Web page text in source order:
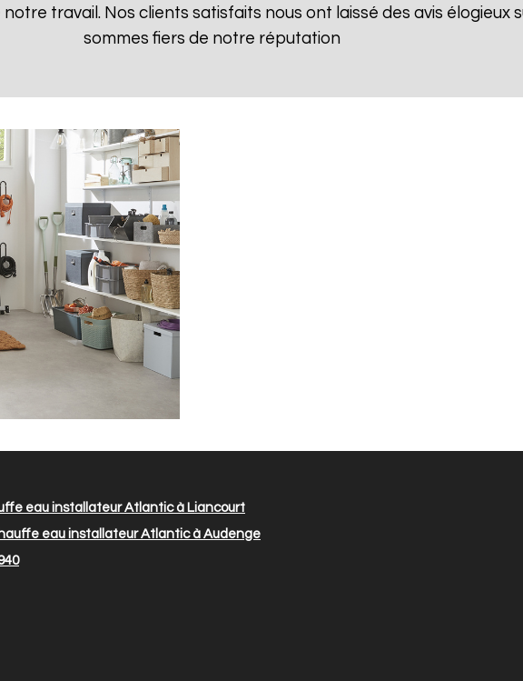
travail. Nos clients satisfaits nous ont laissé des avis élogieux
sommes fiers de notre réputation
eau installateur Atlantic à Liancourt
eau installateur Atlantic à Audenge